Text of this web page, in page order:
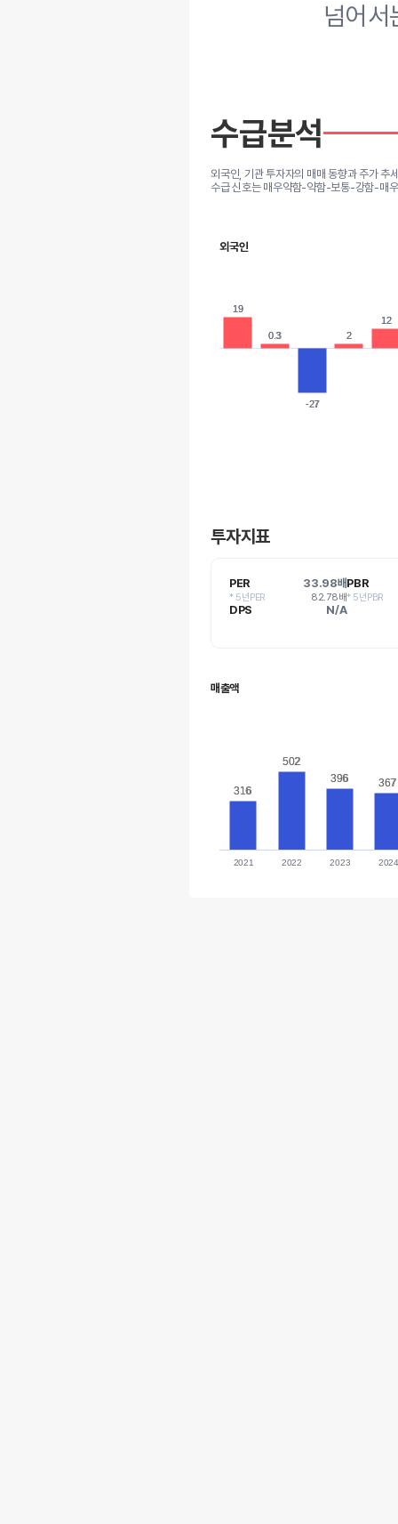
넘어
수급분석
외국인, 기관 투자자의 매매 동향과 주가 추
수급 신호는 매우약함-약함-보통-강함-매
외국인
19
19
0.3
0.3
-27
-27
2
2
12
12
투자지표
PER 33.98배
* 5년PER 82.78배
PBR
* 5년PBR
DPS N/A
매출액
316
316
502
502
396
396 367
367
2021 2022 2023